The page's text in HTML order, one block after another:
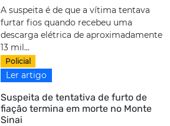
A suspeita é de que a vítima tentava
furtar fios quando recebeu uma
descarga elétrica de aproximadamente
13 mil...
Policial
Ler artigo
Suspeita de tentativa de furto de
fiação termina em morte no Monte
Sinai